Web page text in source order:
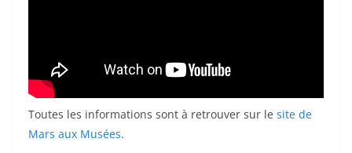
Toutes les informations sont à retrouver sur le site de
Mars aux Musées.